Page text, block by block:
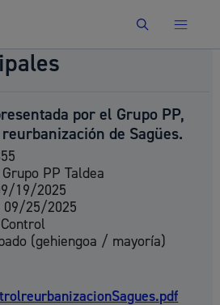
Buscar
por el Grupo PP,
de Sagües.
Grupo PP Taldea
19/2025
09/25/2025
(gehiengoa / mayoría)